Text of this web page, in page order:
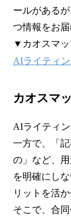
ールがある
つ情報をお届
▼カオスマッ
AIライティ
カオスマ
AIライティ
一方で、「
の」など、
を明確にし
リットを活
そこで、合